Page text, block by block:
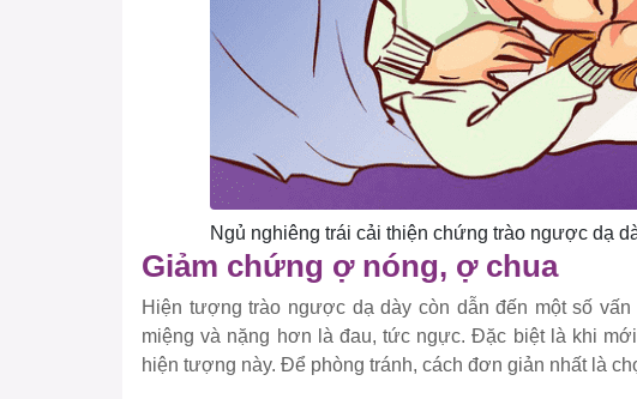
Ngủ nghiêng trái cải thiện chứng trào ngược dạ
Giảm chứng ợ nóng, ợ chua
Hiện tượng trào ngược dạ dày còn dẫn đến một số
miệng và nặng hơn là đau, tức ngực. Đặc biệt là khi
hiện tượng này. Để phòng tránh, cách đơn giản nhất là